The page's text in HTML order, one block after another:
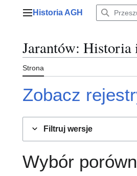
Menu główne
Historia AGH
Jarantów: Historia
Strona
Zobacz
Filtruj wersje
Wybór